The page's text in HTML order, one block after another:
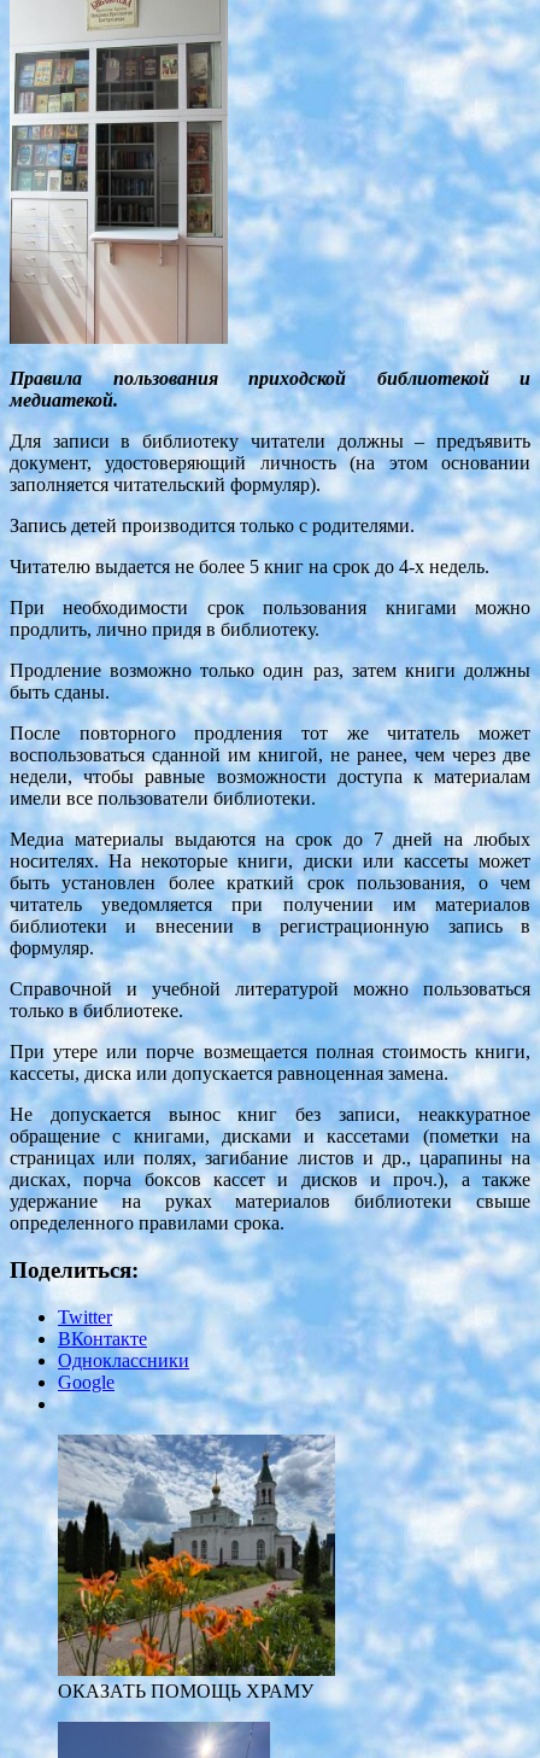
Правила пользования приходской библиотекой и
медиатекой.
Для записи в библиотеку читатели должны – предъявить
документ, удостоверяющий личность (на этом основании
заполняется читательский формуляр).
Запись детей производится только с родителями.
Читателю выдается не более 5 книг на срок до 4-х недель.
При необходимости срок пользования книгами можно
продлить, лично придя в библиотеку.
Продление возможно только один раз, затем книги должны
быть сданы.
После повторного продления тот же читатель может
воспользоваться сданной им книгой, не ранее, чем через две
недели, чтобы равные возможности доступа к материалам
имели все пользователи библиотеки.
Медиа материалы выдаются на срок до 7 дней на любых
носителях.На некоторые книги, диски или кассеты может
быть установлен более краткий срок пользования, о чем
читатель уведомляется при получении им материалов
библиотеки и внесении в регистрационную запись в
формуляр.
Справочной и учебной литературой можно пользоваться
только в библиотеке.
При утере или порче возмещается полная стоимость книги,
кассеты, диска или допускается равноценная замена.
Не допускается вынос книг без записи, неаккуратное
обращение с книгами, дисками и кассетами (пометки на
страницах или полях, загибание листов и др., царапины на
дисках, порча боксов кассет и дисков и проч.), а также
удержание на руках материалов библиотеки свыше
определенного правилами срока.
Поделиться:
Twitter
ВКонтакте
Одноклассники
Google
ОКАЗАТЬ ПОМОЩЬ ХРАМУ